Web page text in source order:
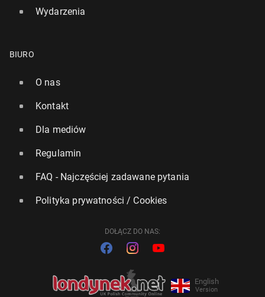
Wydarzenia
BIURO
O nas
Kontakt
Dla mediów
Regulamin
FAQ - Najczęściej zadawane pytania
Polityka prywatności / Cookies
DOŁĄCZ DO NAS:
English
Version